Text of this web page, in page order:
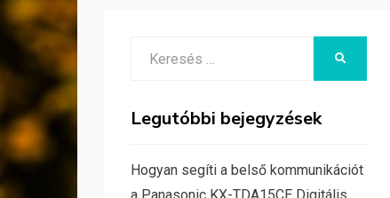
Legutóbbi bejegyzések
Hogyan segíti a belső kommunikációt